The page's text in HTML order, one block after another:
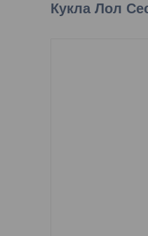
Кукла Лол